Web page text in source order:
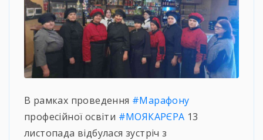
В рамках проведення #Марафону
професійної освіти #МОЯКАРЄРА 13
листопада відбулася зустріч з